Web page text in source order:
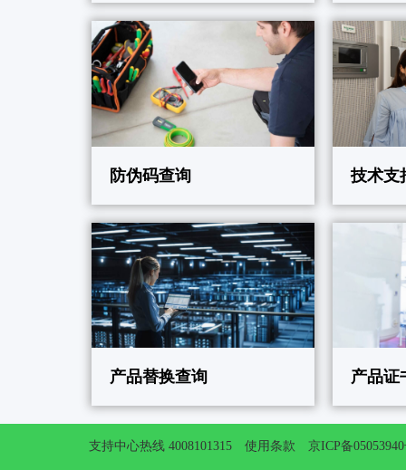
防伪码查询 技术支
产品替换查询 产品证
支持中心热线 4008101315 使用条款 京ICP备